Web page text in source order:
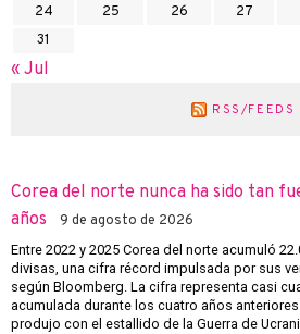
24
25 26 27
31
« Jul
RSS/FEEDS
Corea del norte nunca ha sido tan
años
9 de agosto de 2026
Entre 2022 y 2025 Corea del norte acumuló
divisas, una cifra récord impulsada por sus
según Bloomberg. La cifra representa casi
acumulada durante los cuatro años
produjo con el estallido de la Guerra de